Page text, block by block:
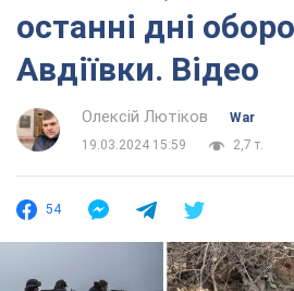
останні дні
Авдіївки. Відео
Олексій Лютіков
War
19.03.2024 15:59
2,7 т.
54